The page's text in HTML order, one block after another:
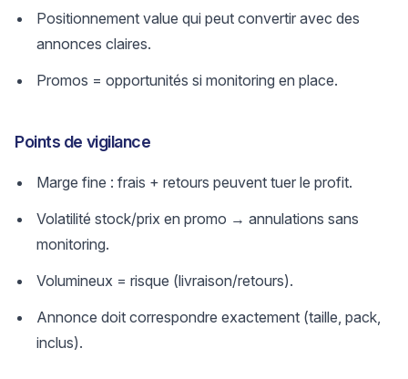
Positionnement value qui peut convertir avec des
annonces claires.
Promos = opportunités si monitoring en place.
Points de vigilance
Marge fine : frais + retours peuvent tuer le profit.
Volatilité stock/prix en promo → annulations sans
monitoring.
Volumineux = risque (livraison/retours).
Annonce doit correspondre exactement (taille, pack,
inclus).